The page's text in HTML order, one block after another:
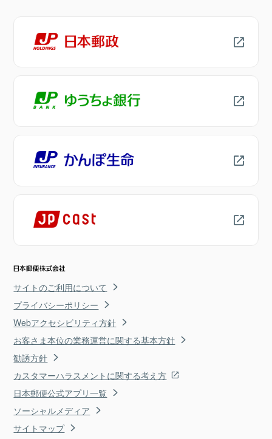
サイトのご利用について
プライバシーポリシー
Webアクセシビリティ方針
お客さま本位の業務運営に関する基本方針
勧誘方針
カスタマーハラスメントに関する考え方
日本郵便公式アプリ一覧
ソーシャルメディア
サイトマップ